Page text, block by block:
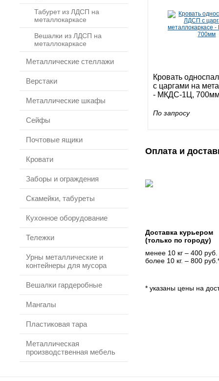
Табурет из ЛДСП на
металлокаркасе
Вешалки из ЛДСП на
металлокаркасе
Металлические стеллажи
Верстаки
Металлические шкафы
Сейфы
Почтовые ящики
Кровати
Заборы и ограждения
Скамейки, табуреты
Кухонное оборудование
Тележки
Урны металлические и
контейнеры для мусора
Вешалки гардеробные
Мангалы
Пластиковая тара
Металлическая
производственная мебель
Кровать
с царгами на
- МКДС-1Ц,
По запросу
Оплата и
Доставка курьером
(только по городу)
менее 10 кг – 400 руб.
более 10 кг. – 800
* указаны цены на